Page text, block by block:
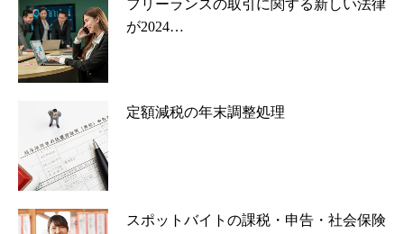
フリーランスの取引に関する新しい法律
が2024…
定額減税の年末調整処理
スポットバイトの課税・申告・社会保険